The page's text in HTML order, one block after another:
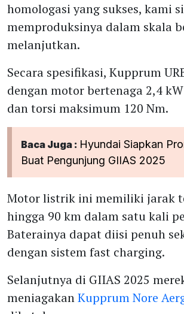
homologasi yang sukses, kami
memproduksinya dalam skala
melanjutkan.
Secara spesifikasi, Kupprum
dengan motor bertenaga 2,4
dan torsi maksimum 120 Nm.
Baca Juga : Hyundai Siapkan
Buat Pengunjung GIIAS 2025
Motor listrik ini memiliki jarak
hingga 90 km dalam satu kali
Baterainya dapat diisi penuh
dengan sistem fast charging.
Selanjutnya di GIIAS 2025
meniagakanKupprum Nore